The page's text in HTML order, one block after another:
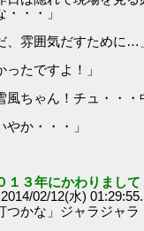
・・」
、雰囲気だすために…
たですよ！」
風ちゃん！チュ・・・
か・・・」
１３年にかわりまし
02/12(水)
つかな」ジャラジャラ